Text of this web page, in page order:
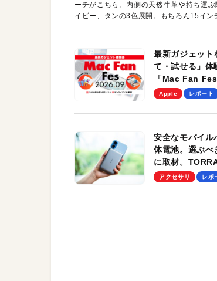
ーチがこちら。内側の天然牛革や持ち運
イビー、タンの3色展開。もちろん15イン
最新ガジェット
て・試せる」体
「Mac Fan
を、9月26日（
Apple レポート
安全なモバイル
体電池。選ぶべ
に取材。
Pro」の実機レ
アクセサリ レポ